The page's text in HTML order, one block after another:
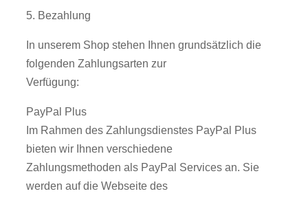
5. Bezahlung
In unserem Shop stehen Ihnen grundsätzlich die
folgenden Zahlungsarten zur
Verfügung:
PayPal Plus
Im Rahmen des Zahlungsdienstes PayPal Plus
bieten wir Ihnen verschiedene
Zahlungsmethoden als PayPal Services an. Sie
werden auf die Webseite des